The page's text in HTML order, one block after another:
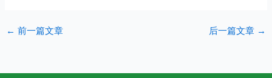
← 前一篇文章 后一篇文章 →